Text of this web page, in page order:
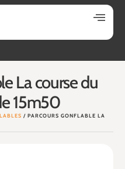
La course du
15m50
/ PARCOURS GONFLABLE LA